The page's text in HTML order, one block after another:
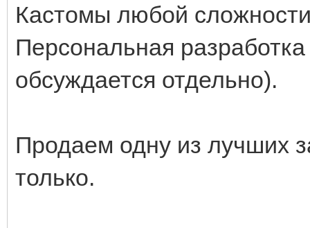
Кастомы любой
Персональная
обсуждается отдельно).
Продаем одну из лучших
только.